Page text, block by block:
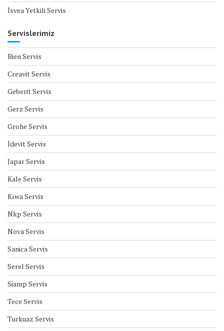
İsvea Yetkili Servis
Servislerimiz
Bien Servis
Creavit Servis
Geberit Servis
Gerz Servis
Grohe Servis
İdevit Servis
Japar Servis
Kale Servis
Kıwa Servis
Nkp Servis
Nova Servis
Sanica Servis
Serel Servis
Siamp Servis
Tece Servis
Turkuaz Servis